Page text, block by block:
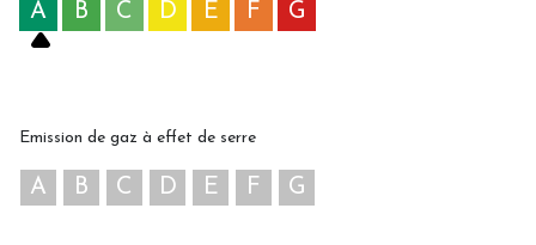
A B C D E F G
Emission de gaz à effet de serre
A B C D E F G